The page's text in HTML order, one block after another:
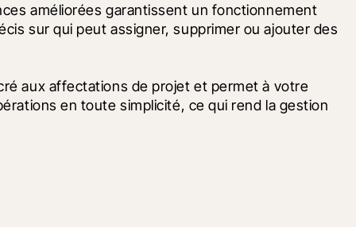
améliorées garantissent un fonctionnement
sur qui peut assigner, supprimer ou ajouter des
aux affectations de projet et permet à votre
en toute simplicité, ce qui rend la gestion